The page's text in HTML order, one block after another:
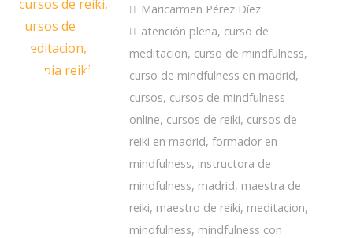
Maricarmen Pérez Díez
atención plena, curso de
meditacion, curso de mindfulness,
curso de mindfulness en madrid,
cursos, cursos de mindfulness
online, cursos de reiki, cursos de
reiki en madrid, formador en
mindfulness, instructora de
mindfulness, madrid, maestra de
reiki, maestro de reiki, meditacion,
mindfulness, mindfulness con